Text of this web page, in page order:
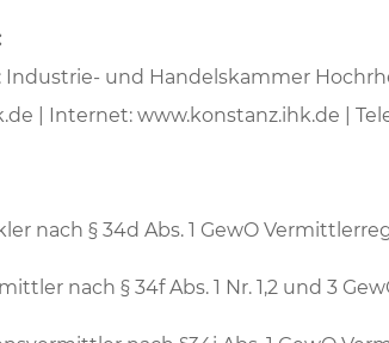
und Handelskammer
| Internet: www.konstanz.ihk.de |
nach § 34d Abs. 1 GewO
nach § 34f Abs. 1 Nr. 1,2 und 3